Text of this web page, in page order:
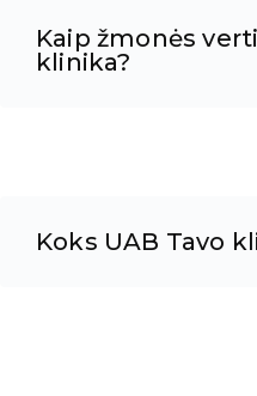
Kaip žmonės
klinika?
Koks UAB Tavo